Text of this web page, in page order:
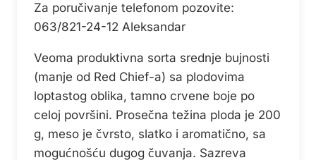
Za poručivanje telefonom pozovite:
063/821-24-12 Aleksandar
Veoma produktivna sorta srednje bujnosti
(manje od Red Chief-a) sa plodovima
loptastog oblika, tamno crvene boje po
celoj površini. Prosečna težina ploda je 200
g, meso je čvrsto, slatko i aromatično, sa
mogućnošću dugog čuvanja. Sazreva